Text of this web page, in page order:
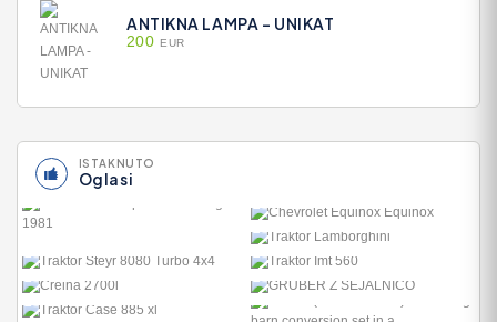
ANTIKNA LAMPA - UNIKAT
200 EUR
ISTAKNUTO
Oglasi
CHEVROLET EQUINOX
14.100TRAKTOR LAMBORGHINI
TRAKTOR IMT 560
GRUBER Z SEJALNICO